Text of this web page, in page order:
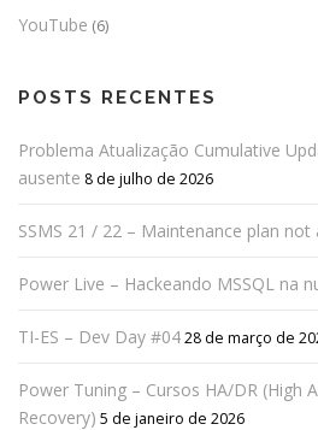
YouTube (6)
POSTS RECENTES
Problema Atualização Cumulative
ausente 8 de julho de 2026
SSMS 21 / 22 – Maintenance plan not
Power Live – Hackeando MSSQL na
TI-ES – Dev Day #0428 de março de
Power Tuning – Cursos HA/DR (High
Recovery) 5 de janeiro de 2026